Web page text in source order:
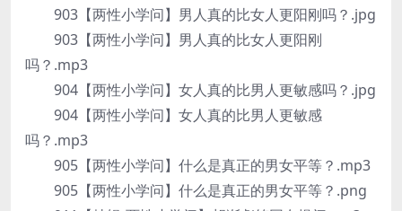
903【两性小学问】男人真的比女人更阳刚吗？.jpg
903【两性小学问】男人真的比女人更阳刚
吗？.mp3
904【两性小学问】女人真的比男人更敏感吗？.jpg
904【两性小学问】女人真的比男人更敏感
吗？.mp3
905【两性小学问】什么是真正的男女平等？.mp3
905【两性小学问】什么是真正的男女平等？.png